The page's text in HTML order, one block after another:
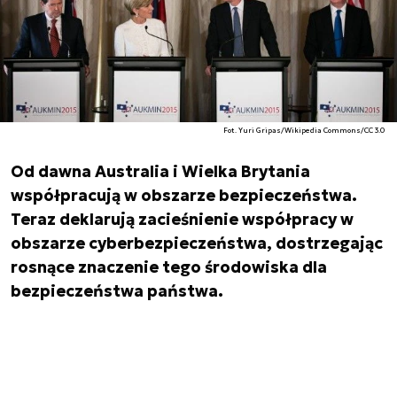
Fot. Yuri Gripas/Wikipedia Commons/CC 3.0
Od dawna Australia i Wielka Brytania
współpracują w obszarze bezpieczeństwa.
Teraz deklarują zacieśnienie współpracy w
obszarze cyberbezpieczeństwa, dostrzegając
rosnące znaczenie tego środowiska dla
bezpieczeństwa państwa.